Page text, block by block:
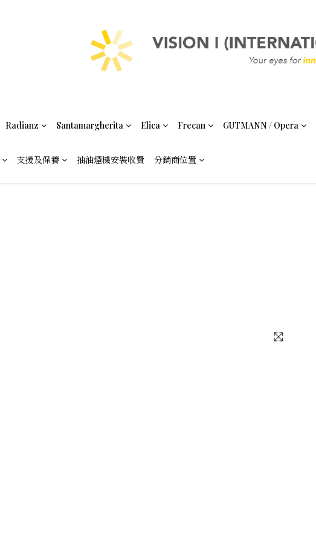
Radianz Santamargherita Elica Frecan GUTMANN / Opera
支援及保養 抽油煙機安裝收費 分銷商位置